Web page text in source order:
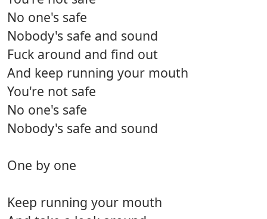
No one's safe
Nobody's safe and sound
Fuck around and find out
And keep running your mouth
You're not safe
No one's safe
Nobody's safe and sound
One by one
Keep running your mouth